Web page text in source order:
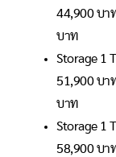
44,900 บา
บาท
Storage 1
51,900 บา
บาท
Storage 1
58,900 บา